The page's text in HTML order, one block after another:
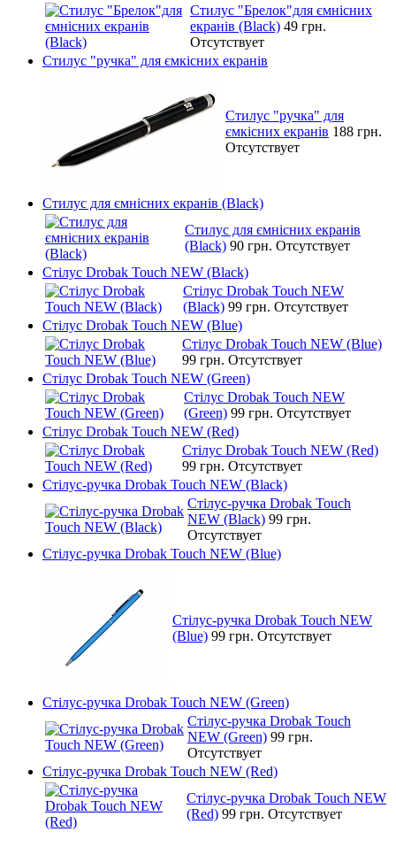
Стилус "Брелок"для ємнісних
екранів (Black) 49 грн.
Отсутствует
Стилус "ручка" для ємкісних екранів
Стилус "ручка" для
ємкісних екранів 188 грн.
Отсутствует
Стилус для ємнісних екранів (Black)
Стилус для ємнісних екранів
(Black) 90 грн. Отсутствует
Стілус Drobak Touch NEW (Black)
Стілус Drobak Touch NEW
(Black) 99 грн. Отсутствует
Стілус Drobak Touch NEW (Blue)
Стілус Drobak Touch NEW (Blue)
99 грн. Отсутствует
Стілус Drobak Touch NEW (Green)
Стілус Drobak Touch NEW
(Green) 99 грн. Отсутствует
Стілус Drobak Touch NEW (Red)
Стілус Drobak Touch NEW (Red)
99 грн. Отсутствует
Стілус-ручка Drobak Touch NEW (Black)
Стілус-ручка Drobak Touch
NEW (Black) 99 грн.
Отсутствует
Стілус-ручка Drobak Touch NEW (Blue)
Стілус-ручка Drobak Touch NEW
(Blue) 99 грн. Отсутствует
Стілус-ручка Drobak Touch NEW (Green)
Стілус-ручка Drobak Touch
NEW (Green) 99 грн.
Отсутствует
Стілус-ручка Drobak Touch NEW (Red)
Стілус-ручка Drobak Touch NEW
(Red) 99 грн. Отсутствует